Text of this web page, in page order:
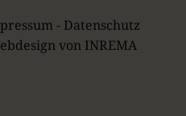
- Datenschutz
von INREMA